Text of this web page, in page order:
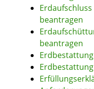
beantragen
beantragen